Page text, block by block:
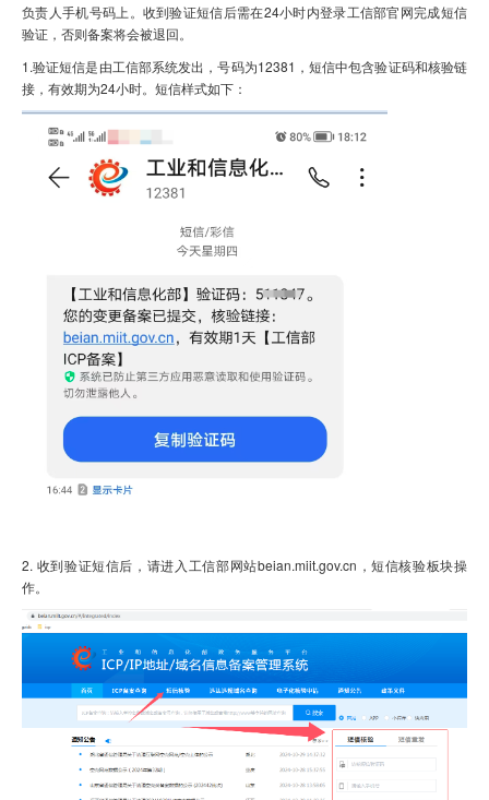
虚拟主机
企业邮箱
SSL证书
云主机
客服中心
负责人手机号码上。收到验证短信后需在24小时内登录工信部官网完成短信
验证，否则备案将会被退回。
1.验证短信是由工信部系统发出，号码为12381，短信中包含验证码和核验链
接，有效期为24小时。短信样式如下：
2. 收到验证短信后，请进入工信部网站beian.miit.gov.cn ，短信核验板块操
作。